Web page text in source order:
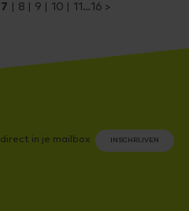
7 8 9 10 11 16
direct in je mailbox INSCHRIJVEN